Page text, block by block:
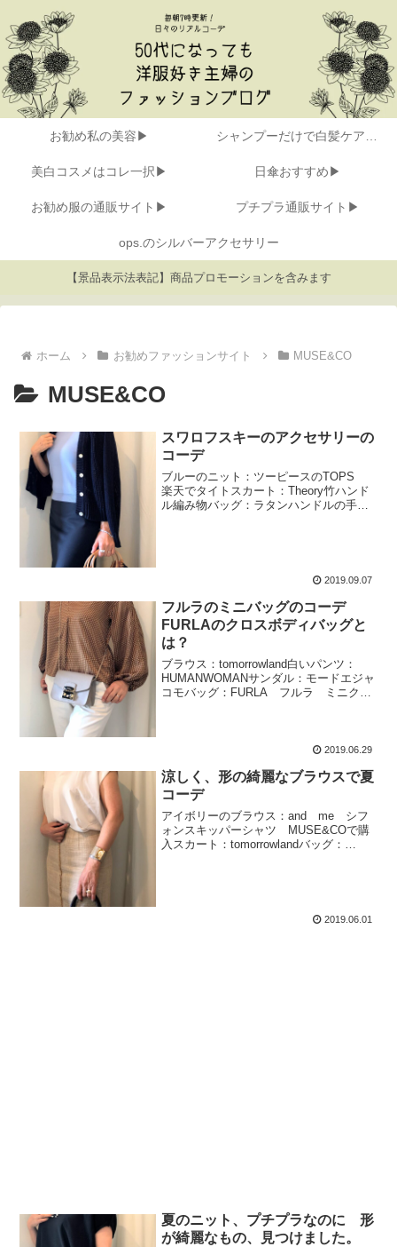
お勧め私の美容▶ シャンプーだけで白髪ケア▶
美白コスメはコレ一択▶ 日傘おすすめ▶
お勧め服の通販サイト▶ プチプラ通販サイト▶
ops.のシルバーアクセサリー
【景品表示法表記】商品プロモーションを含みます
ホーム お勧めファッションサイト MUSE&CO
MUSE&CO
スワロフスキーのアクセサリーの
コーデ
ブルーのニット：ツーピースのTOPS
楽天でタイトスカート：Theory竹ハンド
ル編み物バッグ：ラタンハンドルの手編
2019.09.07
フルラのミニバッグのコーデ
FURLAのクロスボディバッグと
は？
ブラウス：tomorrowland白いパンツ：
HUMANWOMANサンダル：モードエジャ
コモバッグ：FURLA フルラ ミニクロ
2019.06.29
涼しく、形の綺麗なブラウスで夏
コーデ
アイボリーのブラウス：and me シフ
ォンスキッパーシャツ MUSE&COで購
入スカート：tomorrowlandバッグ：
2019.06.01
夏のニット、プチプラなのに 形
が綺麗なもの、見つけました。